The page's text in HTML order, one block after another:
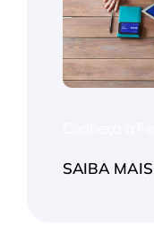
SAIBA MAIS